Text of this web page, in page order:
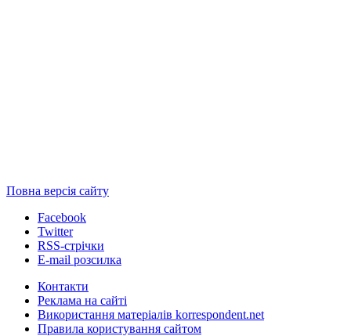
Повна версія сайту
Facebook
Twitter
RSS-стрічки
E-mail розсилка
Контакти
Реклама на сайті
Використання матеріалів korrespondent.net
Правила користування сайтом